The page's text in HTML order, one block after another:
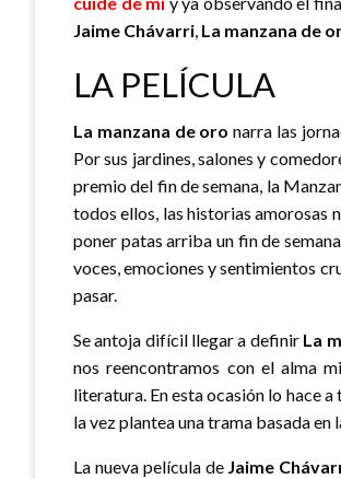
Jaime Chávarri, La manzana de
LA PELÍCULA
La manzana de oro narra las
Por sus jardines, salones y
premio del fin de semana, la
todos ellos, las historias amorosas
poner patas arriba un fin de
voces, emociones y sentimientos
pasar.
Se antoja difícil llegar a definir La
nos reencontramos con el alma
literatura. En esta ocasión lo hace
la vez plantea una trama basada
La nueva película de Jaime